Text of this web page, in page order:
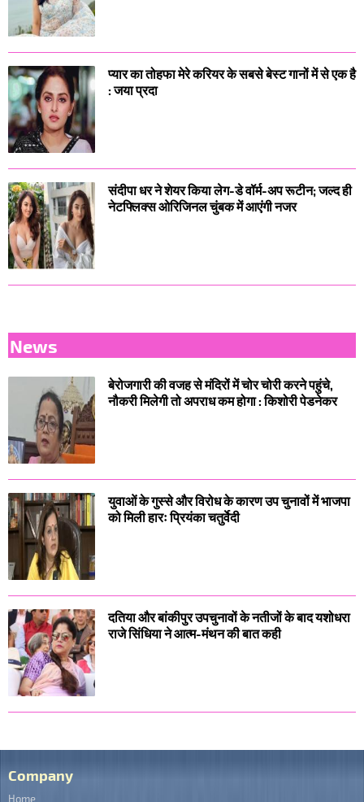
प्यार का तोहफा मेरे करियर के सबसे बेस्ट गानों में से एक है
: जया प्रदा
संदीपा धर ने शेयर किया लेग-डे वॉर्म-अप रूटीन; जल्द ही
नेटफ्लिक्स ओरिजिनल चुंबक में आएंगी नजर
News
बेरोजगारी की वजह से मंदिरों में चोर चोरी करने पहुंचे,
नौकरी मिलेगी तो अपराध कम होगा : किशोरी पेडनेकर
युवाओं के गुस्से और विरोध के कारण उप चुनावों में भाजपा
को मिली हारः प्रियंका चतुर्वेदी
दतिया और बांकीपुर उपचुनावों के नतीजों के बाद यशोधरा
राजे सिंधिया ने आत्म-मंथन की बात कही
Company
Home